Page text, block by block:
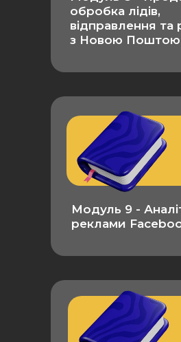
обробка лідів,
відправлення та
з Новою Поштою
Модуль 9 -
реклами